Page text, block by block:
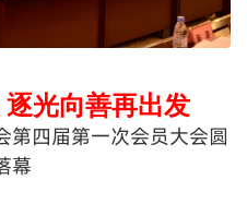
逐光向善再出发
第四届第一次会员大会圆
幕